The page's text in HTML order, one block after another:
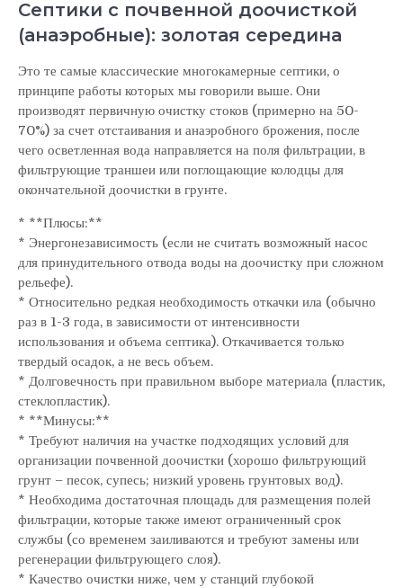
Септики с почвенной доочисткой
(анаэробные): золотая середина
Это те самые классические многокамерные септики, о
принципе работы которых мы говорили выше. Они
производят первичную очистку стоков (примерно на 50-
70%) за счет отстаивания и анаэробного брожения, после
чего осветленная вода направляется на поля фильтрации, в
фильтрующие траншеи или поглощающие колодцы для
окончательной доочистки в грунте.
* **Плюсы:**
* Энергонезависимость (если не считать возможный насос
для принудительного отвода воды на доочистку при сложном
рельефе).
* Относительно редкая необходимость откачки ила (обычно
раз в 1-3 года, в зависимости от интенсивности
использования и объема септика). Откачивается только
твердый осадок, а не весь объем.
* Долговечность при правильном выборе материала (пластик,
стеклопластик).
* **Минусы:**
* Требуют наличия на участке подходящих условий для
организации почвенной доочистки (хорошо фильтрующий
грунт – песок, супесь; низкий уровень грунтовых вод).
* Необходима достаточная площадь для размещения полей
фильтрации, которые также имеют ограниченный срок
службы (со временем заиливаются и требуют замены или
регенерации фильтрующего слоя).
* Качество очистки ниже, чем у станций глубокой